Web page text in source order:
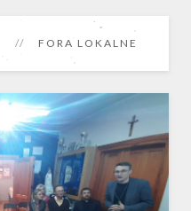
FORA LOKALNE